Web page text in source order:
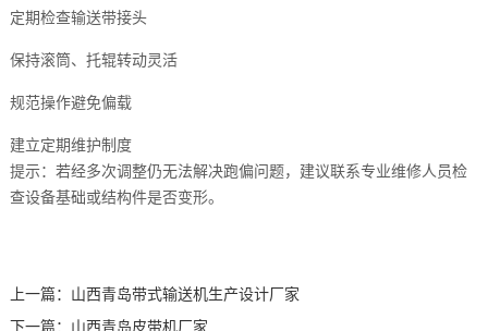
定期检查输送带接头
保持滚筒、托辊转动灵活
规范操作避免偏载
建立定期维护制度
提示：若经多次调整仍无法解决跑偏问题，建议联系专业维修人员检
查设备基础或结构件是否变形。
上一篇： 山西青岛带式输送机生产设计厂家
下一篇： 山西青岛皮带机厂家